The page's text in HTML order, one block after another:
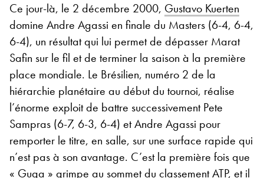
Ce jour-là, le 2 décembre 2000, Gustavo Kuerten
domine Andre Agassi en finale du Masters (6-4, 6-4,
6-4), un résultat qui lui permet de dépasser Marat
Safin sur le fil et de terminer la saison à la première
place mondiale. Le Brésilien, numéro 2 de la
hiérarchie planétaire au début du tournoi, réalise
l’énorme exploit de battre successivement Pete
Sampras (6-7, 6-3, 6-4) et Andre Agassi pour
remporter le titre, en salle, sur une surface rapide qui
n’est pas à son avantage. C’est la première fois que
« Guga » grimpe au sommet du classement ATP, et il